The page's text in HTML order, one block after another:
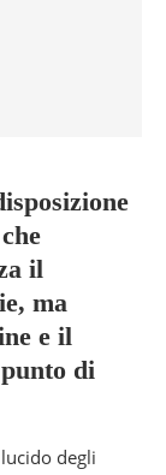
il
ma
e il
di
degli